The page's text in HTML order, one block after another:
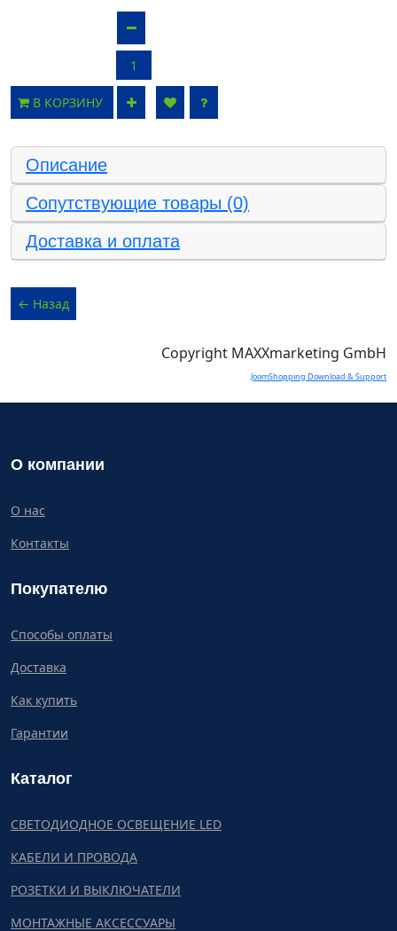
В КОРЗИНУ
Описание
Сопутствующие товары (0)
Доставка и оплата
Copyright MAXXmarketing GmbH
JoomShopping Download & Support
О компании
О нас
Контакты
Покупателю
Способы оплаты
Доставка
Как купить
Гарантии
Каталог
СВЕТОДИОДНОЕ ОСВЕЩЕНИЕ LED
КАБЕЛИ И ПРОВОДА
РОЗЕТКИ И ВЫКЛЮЧАТЕЛИ
МОНТАЖНЫЕ АКСЕССУАРЫ